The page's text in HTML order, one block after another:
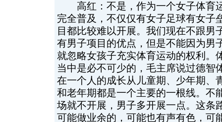
高红：不是，作为一个女子体育
完全普及，不仅仅有女子足球有女子
目都比较难以开展。我们现在不跟男
有男子项目的优点，但是不能因为男
就忽略女孩子充实体育运动的权利。
当中是必不可少的，毛主席说过德智
在一个人的成长从儿童期、少年期、
和老年期都是一个主要的一根线。不
场就不开展，男子多开展一点。这条
可能做业余的，可能也有声有色，可